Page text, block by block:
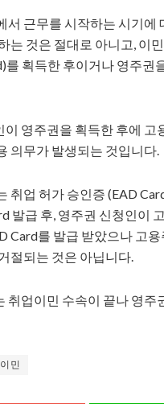
서 근무를 시작하는 시기
는 것은 절대로 아니고, 이
획득한 후이거나 영주권
영주권을 획득한 후에
의무가 발생되는 것입니다.
취업 허가 승인증 (EAD
발급 후, 영주권 신청인이
Card를 발급 받았으나 고
절되는 것은 아닙니다.
취업이민 수속이 끝나 영
민